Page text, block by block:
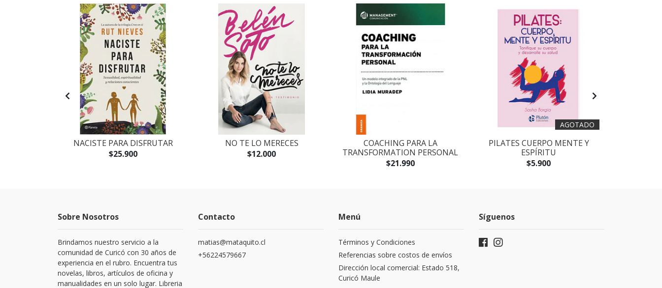
NACISTE PARA DISFRUTAR
$25.900
NO TE LO MERECES
$12.000
COACHING PARA LA
TRANSFORMATION PERSONAL
$21.990
AGOTADO
PILATES CUERPO MENTE Y
ESPÍRITU
$5.900
Sobre Nosotros
Brindamos nuestro servicio a la
comunidad de Curicó con 30 años de
experiencia en el rubro. Encuentra tus
novelas, libros, artículos de oficina y
manualidades en un solo lugar. Libreria
Contacto
matias@mataquito.cl
+56224579667
Menú
Términos y Condiciones
Referencias sobre costos de envíos
Dirección local comercial: Estado 518,
Curicó Maule
Síguenos